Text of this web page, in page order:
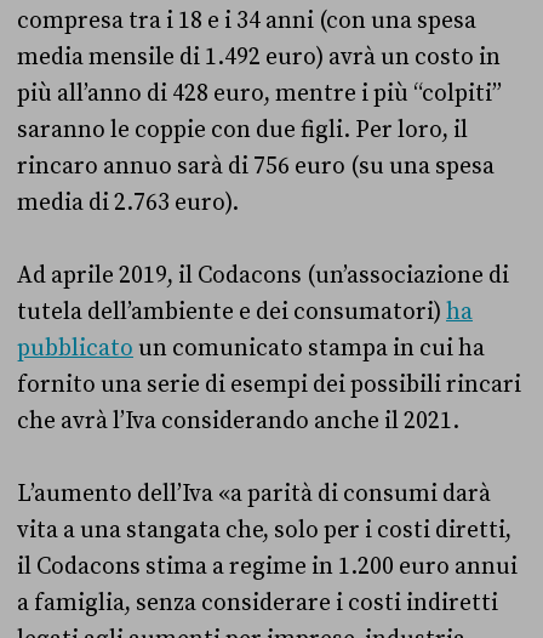
compresa tra i 18 e i 34 anni (con una spesa
media mensile di 1.492 euro) avrà un costo in
più all’anno di 428 euro, mentre i più “colpiti”
saranno le coppie con due figli. Per loro, il
rincaro annuo sarà di 756 euro (su una spesa
media di 2.763 euro).
Ad aprile 2019, il Codacons (un’associazione di
tutela dell’ambiente e dei consumatori) ha
pubblicato un comunicato stampa in cui ha
fornito una serie di esempi dei possibili rincari
che avrà l’Iva considerando anche il 2021.
L’aumento dell’Iva «a parità di consumi darà
vita a una stangata che, solo per i costi diretti,
il Codacons stima a regime in 1.200 euro annui
a famiglia, senza considerare i costi indiretti